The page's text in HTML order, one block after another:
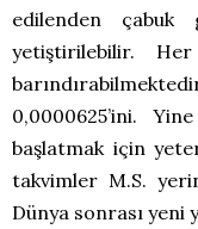
edilenden
yetiştirilebilir.
0,0000625’ini.
başlatmak için
takvimler M.S.
Dünya sonrası yeni